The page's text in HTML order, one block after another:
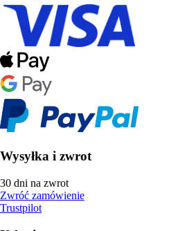
Wysyłka i zwrot
30 dni na zwrot
Zwróć zamówienie
Trustpilot